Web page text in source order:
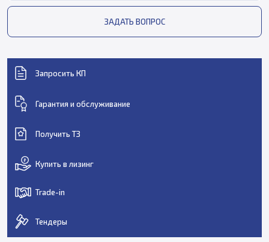
ЗАДАТЬ ВОПРОС
Запросить КП
Гарантия и обслуживание
Получить ТЗ
Купить в лизинг
Trade-in
Тендеры